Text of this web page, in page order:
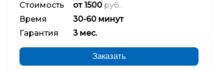
Стоимость от 1500 руб.
Время
30-60 минут
Гарантия
3 мес.
Заказать